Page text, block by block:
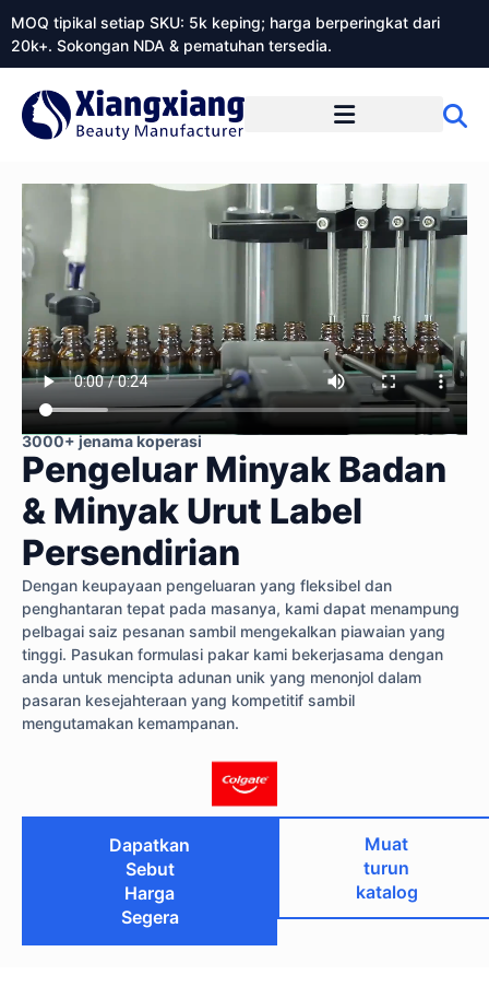
MOQ tipikal setiap SKU: 5k keping; harga berperingkat dari
20k+. Sokongan NDA & pematuhan tersedia.
3000+ jenama koperasi
Pengeluar Minyak Badan
& Minyak Urut Label
Persendirian
Dengan keupayaan pengeluaran yang fleksibel dan
penghantaran tepat pada masanya, kami dapat menampung
pelbagai saiz pesanan sambil mengekalkan piawaian yang
tinggi. Pasukan formulasi pakar kami bekerjasama dengan
anda untuk mencipta adunan unik yang menonjol dalam
pasaran kesejahteraan yang kompetitif sambil
mengutamakan kemampanan.
Dapatkan
Sebut
Harga
Segera
Muat
turun
katalog